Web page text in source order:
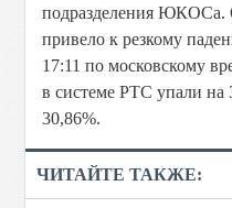
подразделения ЮКОСа.
привело к резкому
17:11 по московскому
в системе РТС упали
30,86%.
ЧИТАЙТЕ ТАКЖЕ: